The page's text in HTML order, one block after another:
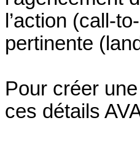
l’action (call-
pertinente
Pour créer
ces détails